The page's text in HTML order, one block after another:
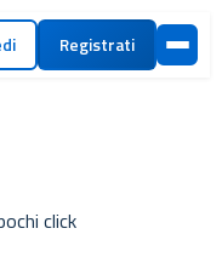
Registrati
click